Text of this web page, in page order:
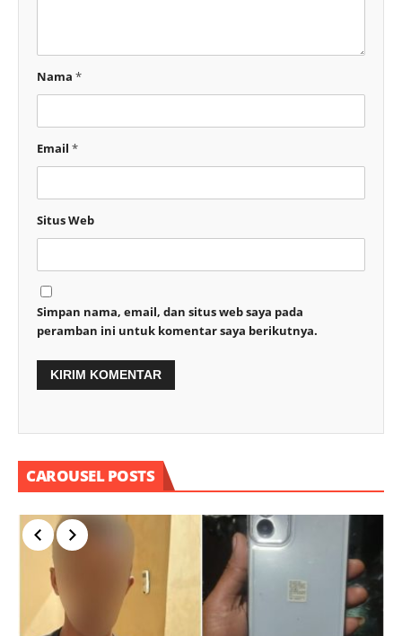
Nama *
Email *
Situs Web
Simpan nama, email, dan situs web saya pada
peramban ini untuk komentar saya berikutnya.
CAROUSEL POSTS